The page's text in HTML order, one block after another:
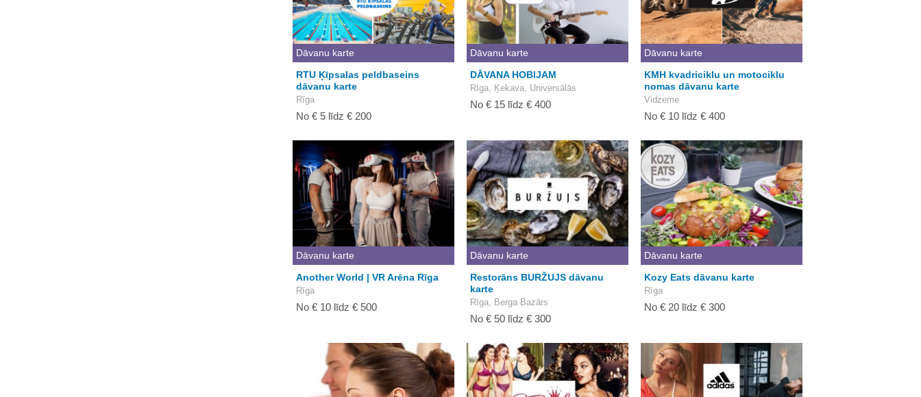
Dāvanu karte
RTU Ķīpsalas peldbaseins
dāvanu karte
Rīga
No € 5 līdz € 200
Dāvanu karte
DĀVANA HOBIJAM
Rīga, Ķekava, Universālās
No € 15 līdz € 400
Dāvanu karte
KMH kvadriciklu un motociklu
nomas dāvanu karte
Vidzeme
No € 10 līdz € 400
Dāvanu karte
Another World | VR Arēna Rīga
Rīga
No € 10 līdz € 500
Dāvanu karte
Restorāns BURŽUJS dāvanu
karte
Rīga, Berga Bazārs
No € 50 līdz € 300
Dāvanu karte
Kozy Eats dāvanu karte
Rīga
No € 20 līdz € 300